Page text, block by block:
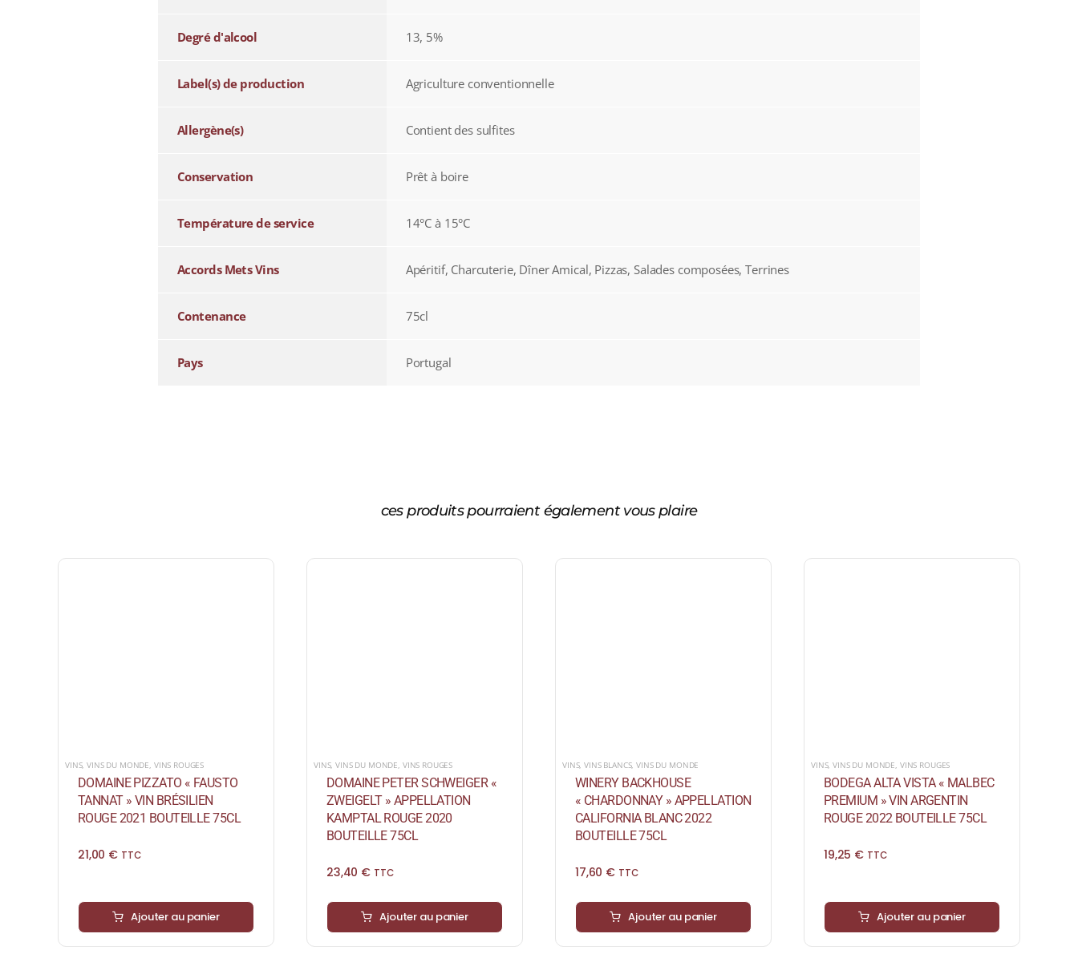
Degré d'alcool 13, 5%
Label(s) de production Agriculture conventionnelle
Allergène(s) Contient des sulfites
Conservation Prêt à boire
Température de service 14°C à 15°C
Accords Mets Vins Apéritif, Charcuterie, Dîner Amical, Pizzas, Salades composées, Terrines
Contenance 75cl
Pays Portugal
ces produits pourraient également vous plaire
VINS,VINS DU MONDE VINS ROUGES
DOMAINE PIZZATO « FAUSTO
TANNAT » VIN BRÉSILIEN
ROUGE 2021 BOUTEILLE 75CL
21,00 € TTC
Ajouter au panier
VINS,VINS DU MONDE VINS ROUGES
DOMAINE PETER SCHWEIGER «
ZWEIGELT » APPELLATION
KAMPTAL ROUGE 2020
BOUTEILLE 75CL
23,40 € TTC
Ajouter au panier
VINS,VINS BLANCS,VINS DU MONDE
WINERY BACKHOUSE
« CHARDONNAY » APPELLATION
CALIFORNIA BLANC 2022
BOUTEILLE 75CL
17,60 € TTC
Ajouter au panier
VINS,VINS DU MONDE VINS ROUGES
BODEGA ALTA VISTA « MALBEC
PREMIUM » VIN ARGENTIN
ROUGE 2022 BOUTEILLE 75CL
19,25 € TTC
Ajouter au panier